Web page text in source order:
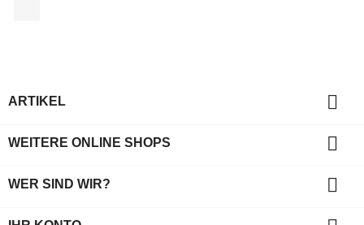
ARTIKEL 
WEITERE ONLINE SHOPS 
WER SIND WIR? 